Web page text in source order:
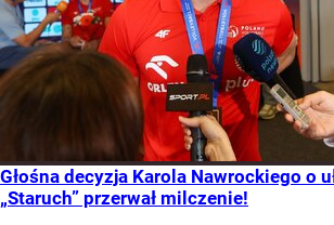
Głośna decyzja Karola Nawrockiego o
„Staruch” przerwał milczenie!